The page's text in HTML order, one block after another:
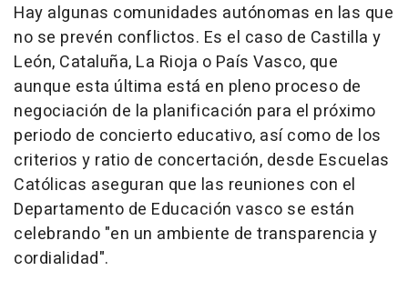
Hay algunas comunidades autónomas en las que
no se prevén conflictos. Es el caso de Castilla y
León, Cataluña, La Rioja o País Vasco, que
aunque esta última está en pleno proceso de
negociación de la planificación para el próximo
periodo de concierto educativo, así como de los
criterios y ratio de concertación, desde Escuelas
Católicas aseguran que las reuniones con el
Departamento de Educación vasco se están
celebrando "en un ambiente de transparencia y
cordialidad".